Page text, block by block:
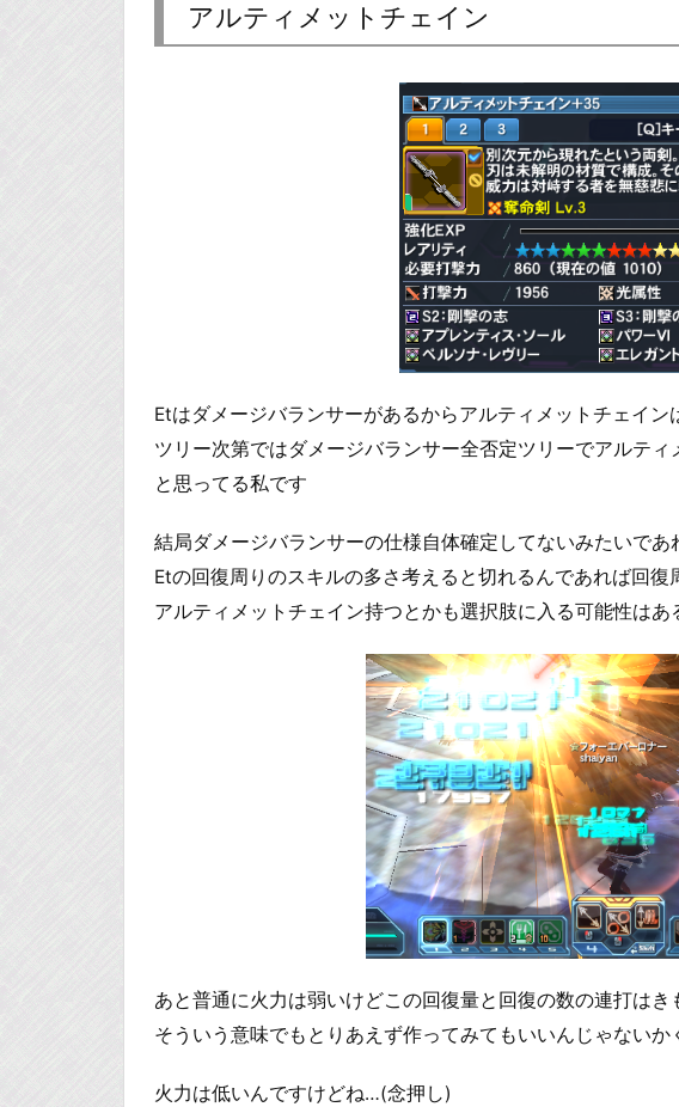
アルティメットチェイン
Etはダメージバランサーがあるからアルティメットチェイ
ツリー次第ではダメージバランサー全否定ツリーでアルティ
と思ってる私です
結局ダメージバランサーの仕様自体確定してないみたいであ
Etの回復周りのスキルの多さ考えると切れるんであれば回復
アルティメットチェイン持つとかも選択肢に入る可能性はあ
あと普通に火力は弱いけどこの回復量と回復の数の連打はき
そういう意味でもとりあえず作ってみてもいいんじゃないか
火力は低いんですけどね…(念押し)